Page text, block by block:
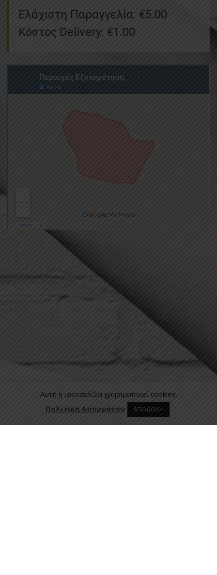
0 0 προϊόντα στο καλάθι
Ελάχιστη Παραγγελία: €5.00
Κόστος Delivery: €1.00
Αυτή η ιστοσελίδα χρησιμοποιεί cookies.
Πολιτική Απορρήτου
ΑΠΟΔΟΧΗ